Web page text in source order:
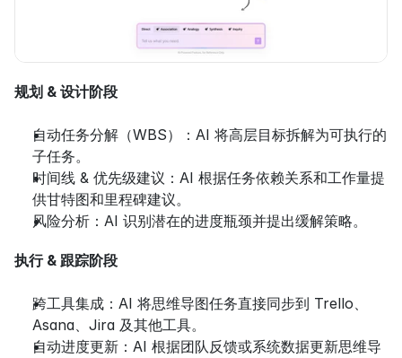
规划 & 设计阶段
自动任务分解（WBS）：AI 将高层目标拆解为可执行的
子任务。
时间线 & 优先级建议：AI 根据任务依赖关系和工作量提
供甘特图和里程碑建议。
风险分析：AI 识别潜在的进度瓶颈并提出缓解策略。
执行 & 跟踪阶段
跨工具集成：AI 将思维导图任务直接同步到 Trello、
Asana、Jira 及其他工具。
自动进度更新：AI 根据团队反馈或系统数据更新思维导